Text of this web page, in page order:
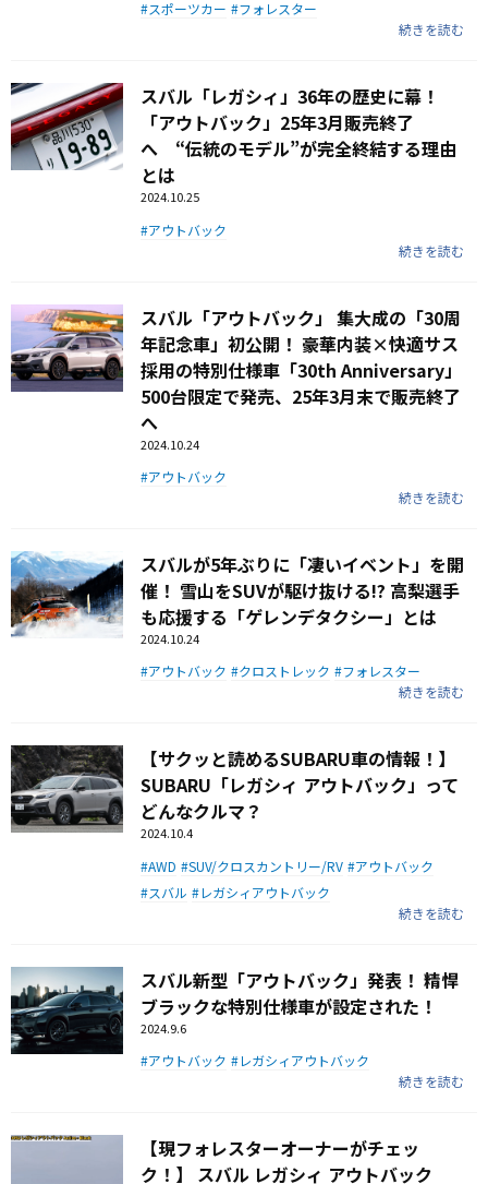
スポーツカー
フォレスター
続きを読む
スバル「レガシィ」36年の歴史に幕！
「アウトバック」25年3月販売終了
へ “伝統のモデル”が完全終結する理由
とは
2024.10.25
アウトバック
続きを読む
スバル「アウトバック」 集大成の「30周
年記念車」初公開！ 豪華内装×快適サス
採用の特別仕様車「30th Anniversary」
500台限定で発売、25年3月末で販売終了
へ
2024.10.24
アウトバック
続きを読む
スバルが5年ぶりに「凄いイベント」を開
催！ 雪山をSUVが駆け抜ける!? 高梨選手
も応援する「ゲレンデタクシー」とは
2024.10.24
アウトバック クロストレック
フォレスター
続きを読む
【サクッと読めるSUBARU車の情報！】
SUBARU「レガシィ アウトバック」って
どんなクルマ？
2024.10.4
AWD SUV/クロスカントリー/RV
アウトバック
スバル
レガシィアウトバック
続きを読む
スバル新型「アウトバック」発表！ 精悍
ブラックな特別仕様車が設定された！
2024.9.6
アウトバック
レガシィアウトバック
続きを読む
【現フォレスターオーナーがチェッ
ク！】 スバル レガシィ アウトバック